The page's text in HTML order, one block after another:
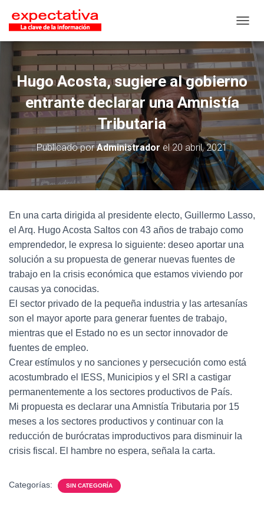
Hugo Acosta, sugiere al gobierno
entrante declarar una Amnistía
Tributaria
Publicado porAdministrador el20 abril, 2021
En una carta dirigida al presidente electo, Guillermo Lasso,
el Arq. Hugo Acosta Saltos con 43 años de trabajo como
emprendedor, le expresa lo siguiente: deseo aportar una
solución a su propuesta de generar nuevas fuentes de
trabajo en la crisis económica que estamos viviendo por
causas ya conocidas.
El sector privado de la pequeña industria y las artesanías
son el mayor aporte para generar fuentes de trabajo,
mientras que el Estado no es un sector innovador de
fuentes de empleo.
Crear estímulos y no sanciones y persecución como está
acostumbrado el IESS, Municipios y el SRI a castigar
permanentemente a los sectores productivos de País.
Mi propuesta es declarar una Amnistía Tributaria por 15
meses a los sectores productivos y continuar con la
reducción de burócratas improductivos para disminuir la
crisis fiscal. El hambre no espera, señala la carta.
Categorías: SIN CATEGORÍA